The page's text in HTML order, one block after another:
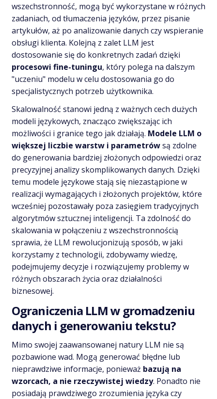
wszechstronność, mogą być wykorzystane w różnych
zadaniach, od tłumaczenia języków, przez pisanie
artykułów, aż po analizowanie danych czy wspieranie
obsługi klienta. Kolejną z zalet LLM jest
dostosowanie się do konkretnych zadań dzięki
procesowi fine-tuningu, który polega na dalszym
"uczeniu" modelu w celu dostosowania go do
specjalistycznych potrzeb użytkownika.
Skalowalność stanowi jedną z ważnych cech dużych
modeli językowych, znacząco zwiększając ich
możliwości i granice tego jak działają. Modele LLM o
większej liczbie warstw i parametrówsą zdolne
do generowania bardziej złożonych odpowiedzi oraz
precyzyjnej analizy skomplikowanych danych. Dzięki
temu modele językowe stają się niezastąpione w
realizacji wymagających i złożonych projektów, które
wcześniej pozostawały poza zasięgiem tradycyjnych
algorytmów sztucznej inteligencji. Ta zdolność do
skalowania w połączeniu z wszechstronnością
sprawia, że LLM rewolucjonizują sposób, w jaki
korzystamy z technologii, zdobywamy wiedzę,
podejmujemy decyzje i rozwiązujemy problemy w
różnych obszarach życia oraz działalności
biznesowej.
Ograniczenia LLM w gromadzeniu
danych i generowaniu tekstu?
Mimo swojej zaawansowanej natury LLM nie są
pozbawione wad. Mogą generować błędne lub
nieprawdziwe informacje, ponieważ bazują na
wzorcach, a nie rzeczywistej wiedzy. Ponadto nie
posiadają prawdziwego zrozumienia języka czy